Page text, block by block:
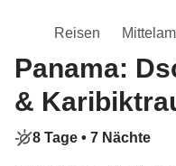
Reisen
Panama:
&
8 Tage • 7 Nächte